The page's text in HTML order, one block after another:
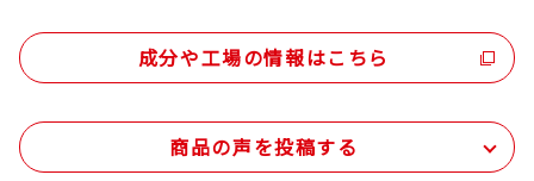
成分や工場の情報はこちら
商品の声を投稿する